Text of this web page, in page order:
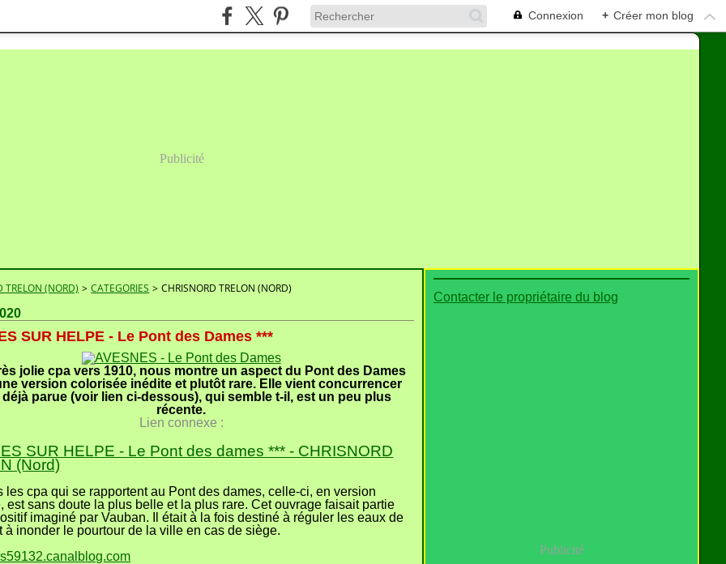
Connexion + Créer mon blog
Publicité
TRELON (NORD) > CATEGORIES > CHRISNORD TRELON (NORD)
SUR HELPE - Le Pont des Dames ***
jolie cpa vers 1910, nous montre un aspect du Pont des Dames
version colorisée inédite et plutôt rare. Elle vient concurrencer
déjà parue (voir lien ci-dessous), qui semble t-il, est un peu plus
récente.
Lien connexe :
SUR HELPE - Le Pont des dames *** - CHRISNORD
(Nord)
les cpa qui se rapportent au Pont des dames, celle-ci, en version
est sans doute la plus belle et la plus rare. Cet ouvrage faisait partie
imaginé par Vauban. Il était à la fois destiné à réguler les eaux de
à inonder le pourtour de la ville en cas de siège.
Contacter le propriétaire du blog
Publicité